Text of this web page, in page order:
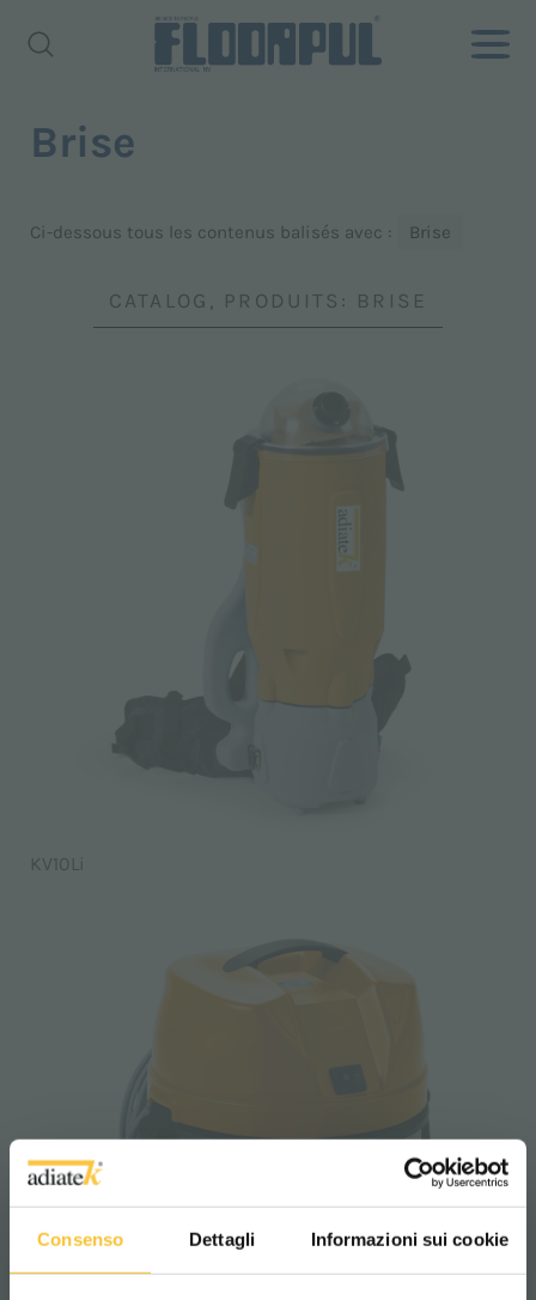
Consenso Dettagli Informazioni sui cookie
Brise
Ci-dessous tous les contenus balisés avec : Brise
CATALOG, PRODUITS: BRISE
KV10Li